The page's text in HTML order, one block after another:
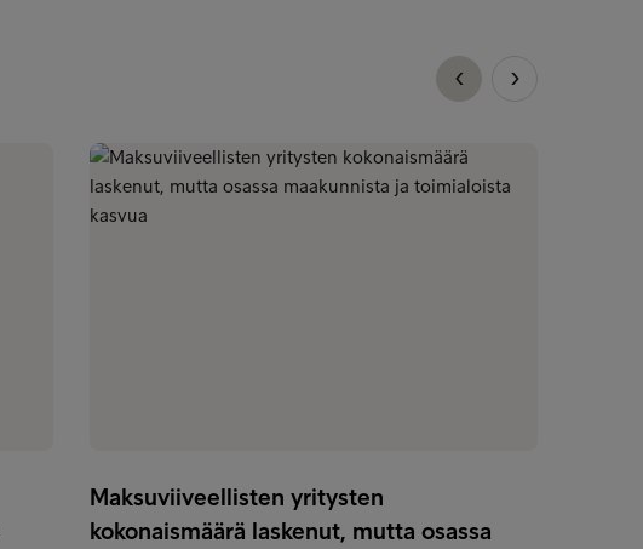
Maksuviiveellisten yritysten
kokonaismäärä laskenut, mutta osassa